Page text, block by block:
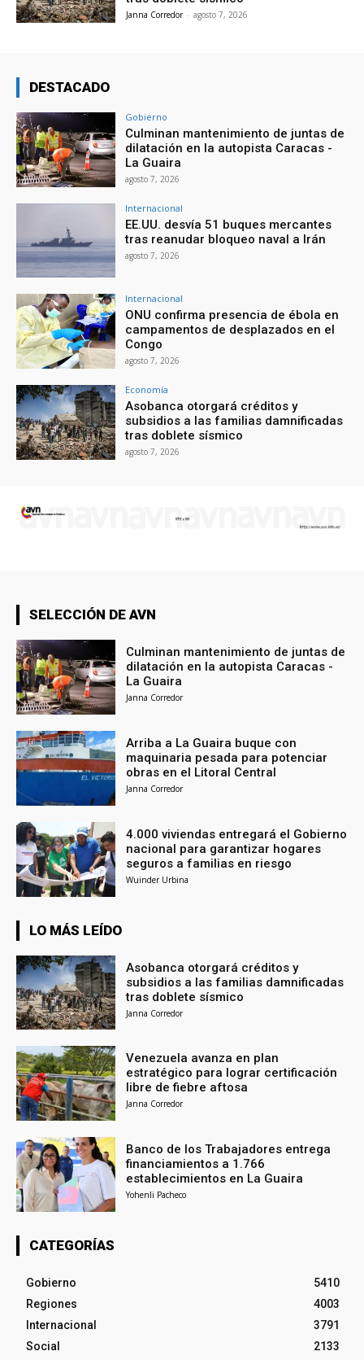
Janna Corredor - agosto 7, 2026
DESTACADO
Gobierno
Culminan mantenimiento de juntas de
dilatación en la autopista Caracas -
La Guaira
agosto 7, 2026
Internacional
EE.UU. desvía 51 buques mercantes
tras reanudar bloqueo naval a Irán
agosto 7, 2026
Internacional
ONU confirma presencia de ébola en
campamentos de desplazados en el
Congo
agosto 7, 2026
Economía
Asobanca otorgará créditos y
subsidios a las familias damnificadas
tras doblete sísmico
agosto 7, 2026
SELECCIÓN DE AVN
Culminan mantenimiento de juntas de
dilatación en la autopista Caracas -
La Guaira
Janna Corredor
Arriba a La Guaira buque con
maquinaria pesada para potenciar
obras en el Litoral Central
Janna Corredor
4.000 viviendas entregará el Gobierno
nacional para garantizar hogares
seguros a familias en riesgo
Wuinder Urbina
LO MÁS LEÍDO
Asobanca otorgará créditos y
subsidios a las familias damnificadas
tras doblete sísmico
Janna Corredor
Venezuela avanza en plan
estratégico para lograr certificación
libre de fiebre aftosa
Janna Corredor
Banco de los Trabajadores entrega
financiamientos a 1.766
establecimientos en La Guaira
Yohenli Pacheco
CATEGORÍAS
Gobierno
5410
Regiones
4003
Internacional
3791
Social
2133